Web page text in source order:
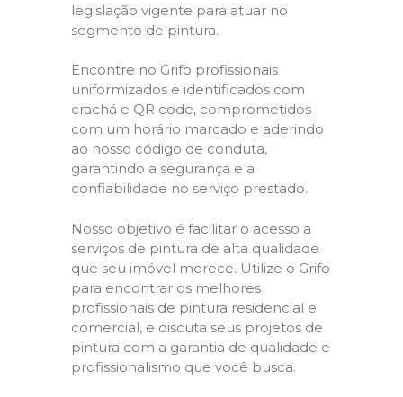
legislação vigente para atuar no
segmento de pintura.
Encontre no Grifo profissionais
uniformizados e identificados com
crachá e QR code, comprometidos
com um horário marcado e aderindo
ao nosso código de conduta,
garantindo a segurança e a
confiabilidade no serviço prestado.
Nosso objetivo é facilitar o acesso a
serviços de pintura de alta qualidade
que seu imóvel merece. Utilize o Grifo
para encontrar os melhores
profissionais de pintura residencial e
comercial, e discuta seus projetos de
pintura com a garantia de qualidade e
profissionalismo que você busca.